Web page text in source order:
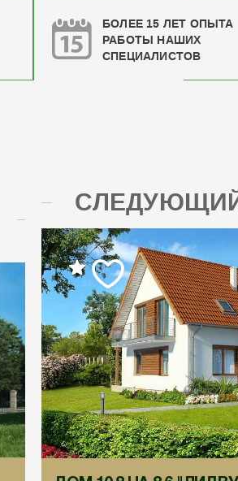
БОЛЕЕ 15 ЛЕТ ОПЫТА
РАБОТЫ НАШИХ
СПЕЦИАЛИСТОВ